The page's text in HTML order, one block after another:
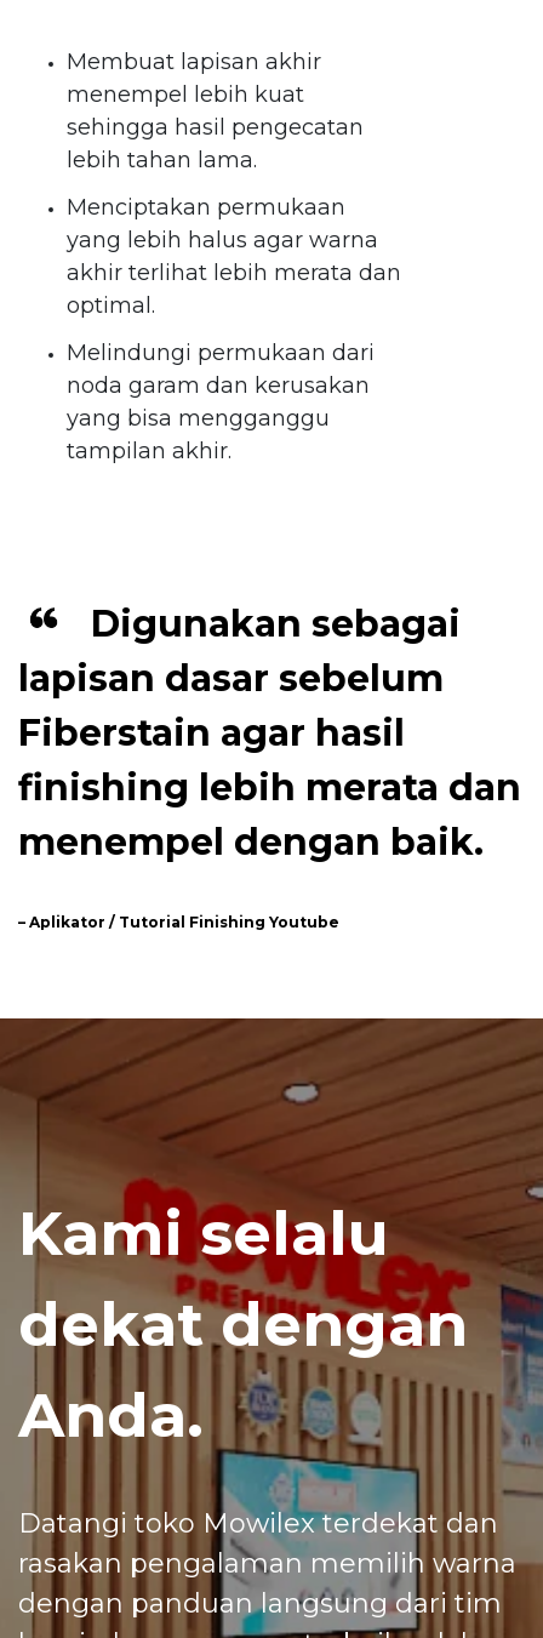
Membuat lapisan akhir
menempel lebih kuat
sehingga hasil pengecatan
lebih tahan lama.
Menciptakan permukaan
yang lebih halus agar warna
akhir terlihat lebih merata dan
optimal.
Melindungi permukaan dari
noda garam dan kerusakan
yang bisa mengganggu
tampilan akhir.
Digunakan sebagai
lapisan dasar sebelum
Fiberstain agar hasil
finishing lebih merata dan
menempel dengan baik.
– Aplikator / Tutorial Finishing Youtube
Kami selalu
dekat dengan
Anda.
Datangi toko Mowilex terdekat dan
rasakan pengalaman memilih warna
dengan panduan langsung dari tim